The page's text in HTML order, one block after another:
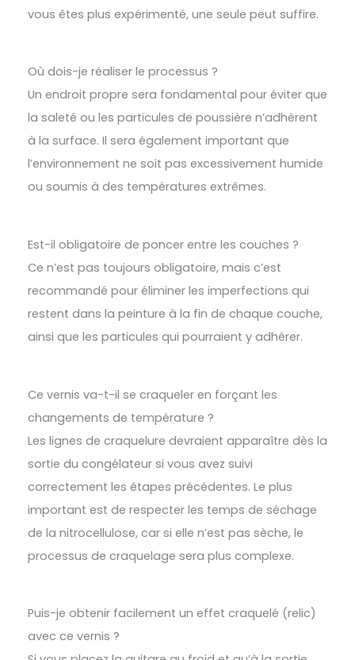
vous êtes plus expérimenté, une seule peut suffire.
Où dois-je réaliser le processus ?
Un endroit propre sera fondamental pour éviter que
la saleté ou les particules de poussière n’adhèrent
à la surface. Il sera également important que
l’environnement ne soit pas excessivement humide
ou soumis à des températures extrêmes.
Est-il obligatoire de poncer entre les couches ?
Ce n’est pas toujours obligatoire, mais c’est
recommandé pour éliminer les imperfections qui
restent dans la peinture à la fin de chaque couche,
ainsi que les particules qui pourraient y adhérer.
Ce vernis va-t-il se craqueler en forçant les
changements de température ?
Les lignes de craquelure devraient apparaître dès la
sortie du congélateur si vous avez suivi
correctement les étapes précédentes. Le plus
important est de respecter les temps de séchage
de la nitrocellulose, car si elle n’est pas sèche, le
processus de craquelage sera plus complexe.
Puis-je obtenir facilement un effet craquelé (relic)
avec ce vernis ?